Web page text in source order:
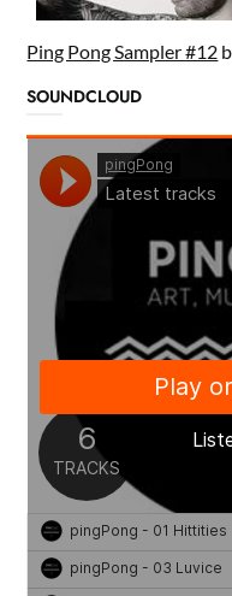
Ping Pong Sampler #12
SOUNDCLOUD